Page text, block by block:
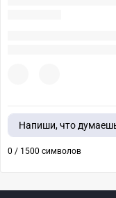
Напиши, что
0 / 1500 символов